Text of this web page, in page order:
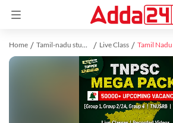
Home Tamil-nadu study material Live Class